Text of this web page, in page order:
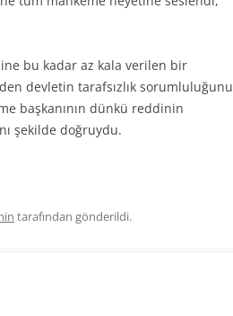
bu kadar az kala verilen bir
devletin tarafsızlık sorumluluğunu
başkanının dünkü reddinin
şekilde doğruydu.
tarafından gönderildi.